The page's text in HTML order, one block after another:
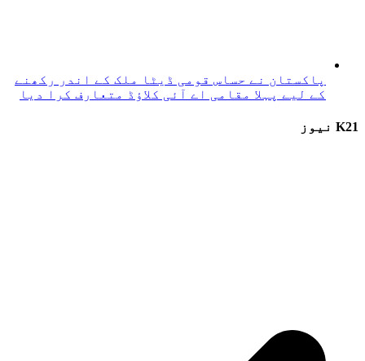
پاکستان نے حساس قومی ڈیٹا ملک کے اندر رکھنے
کے لیے پہلا مقامی اے آئی کلاؤڈ متعارف کرا دیا
K21 نیوز